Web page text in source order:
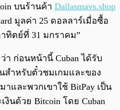
บนร้านค้า Dallasmavs.shop
มูลค่า 25 ดอลลาร์เมื่อซื้อ
ทิตย์ที่ 31 มกราคม”
า ก่อนหน้านี้ Cuban ได้รับ
สำหรับตั๋วชมเกมและของ
และพวกเขาใช้ BitPay เป็น
นด้วย Bitcoin โดย Cuban